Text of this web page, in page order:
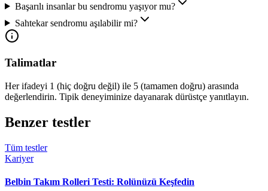
Başarılı insanlar bu sendromu yaşıyor mu?
Sahtekar sendromu aşılabilir mi?
Talimatlar
Her ifadeyi 1 (hiç doğru değil) ile 5 (tamamen doğru) arasında
değerlendirin. Tipik deneyiminize dayanarak dürüstçe yanıtlayın.
Benzer testler
Tüm testler
Kariyer
Belbin Takım Rolleri Testi: Rolünüzü Keşfedin